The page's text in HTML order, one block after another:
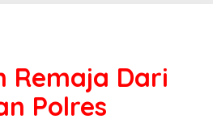
Remaja Dari
Polres